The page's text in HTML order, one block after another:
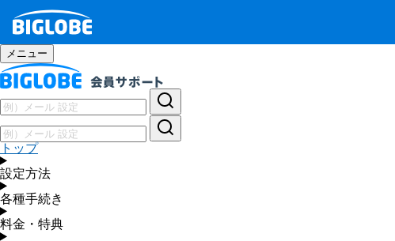
メニュー
トップ
設定方法
各種手続き
料金・特典